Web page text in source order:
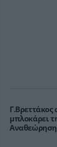
μπλοκάρει
Αναθεώρηση